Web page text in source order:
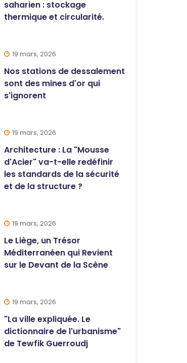
saharien : stockage
thermique et circularité.
19 mars, 2026
Nos stations de dessalement
sont des mines d'or qui
s'ignorent
19 mars, 2026
Architecture : La "Mousse
d'Acier" va-t-elle redéfinir
les standards de la sécurité
et de la structure ?
19 mars, 2026
Le Liège, un Trésor
Méditerranéen qui Revient
sur le Devant de la Scène
19 mars, 2026
"La ville expliquée. Le
dictionnaire de l'urbanisme"
de Tewfik Guerroudj